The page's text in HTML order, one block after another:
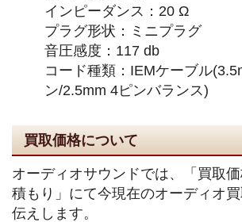
インピーダンス：20 Ω
プラグ形状：ミニプラグ
音圧感度：117 db
コード種類：IEMケーブル
ン/2.5mm 4ピンバランス)
買取価格について
オーディオサウンドでは、「買取
積もり」にて今現在のオーディオ
伝えします。